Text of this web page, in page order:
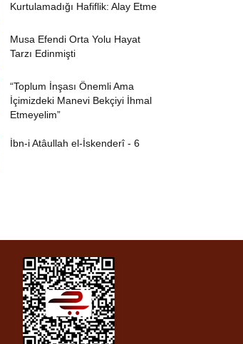
Kurtulamadığı Hafiflik: Alay Etme
Musa Efendi Orta Yolu Hayat
Tarzı Edinmişti
“Toplum İnşası Önemli Ama
İçimizdeki Manevi Bekçiyi İhmal
Etmeyelim”
İbn-i Atâullah el-İskenderî - 6